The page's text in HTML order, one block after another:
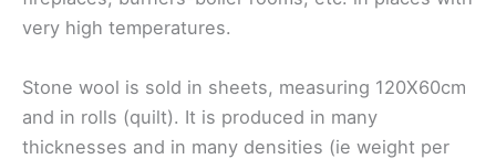
very high temperatures.
Stone wool is sold in sheets, measuring 120X60cm
and in rolls (quilt). It is produced in many
thicknesses and in many densities (ie weight per